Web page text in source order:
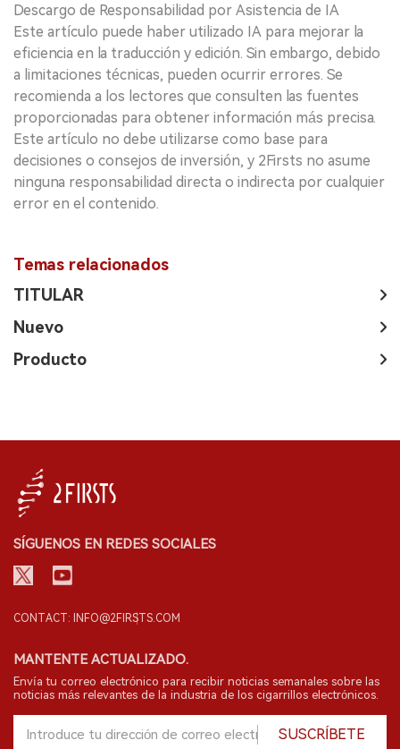
Descargo de Responsabilidad por Asistencia de IA
Este artículo puede haber utilizado IA para mejorar la
eficiencia en la traducción y edición. Sin embargo, debido
a limitaciones técnicas, pueden ocurrir errores. Se
recomienda a los lectores que consulten las fuentes
proporcionadas para obtener información más precisa.
Este artículo no debe utilizarse como base para
decisiones o consejos de inversión, y 2Firsts no asume
ninguna responsabilidad directa o indirecta por cualquier
error en el contenido.
Temas relacionados
TITULAR
Nuevo
Producto
SÍGUENOS EN REDES SOCIALES
CONTACT: INFO@2FIRSTS.COM
MANTENTE ACTUALIZADO.
Envía tu correo electrónico para recibir noticias semanales sobre las
noticias más relevantes de la industria de los cigarrillos electrónicos.
SUSCRÍBETE